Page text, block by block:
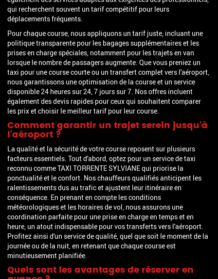
qui recherchent souvent un tarif compétitif pour leurs
déplacements fréquents.
Pour chaque course, nous appliquons un tarif juste, incluant une
politique transparente pour les bagages supplémentaires et les
prises en charge spéciales, notamment pour les trajets en van
lorsque le nombre de passagers augmente. Que vous preniez un
taxi pour une course courte ou un transfert complet vers l'aéroport,
nous garantissons une optimisation de la course et un service
disponible 24 heures sur 24, 7 jours sur 7. Nos offres incluent
également des devis rapides pour ceux qui souhaitent comparer
les prix et choisir le meilleur tarif pour leur course.
Comment garantir un trajet serein jusqu'à
l'aéroport ?
La qualité et la sécurité de votre course reposent sur plusieurs
facteurs essentiels. Tout d'abord, optez pour un service de taxi
reconnu comme TAXI TORRENTE SYLVIANE qui priorise la
ponctualité et le confort. Nos chauffeurs qualifiés anticipent les
ralentissements dus au trafic et ajustent leur itinéraire en
conséquence. En prenant en compte les conditions
météorologiques et les horaires de vol, nous assurons une
coordination parfaite pour une prise en charge en temps et en
heure, un atout indispensable pour vos transferts vers l'aéroport.
Profitez ainsi d'un service de qualité, quel que soit le moment de la
journée ou de la nuit, en retenant que chaque course est
minutieusement planifiée.
Quels sont les avantages de réserver en